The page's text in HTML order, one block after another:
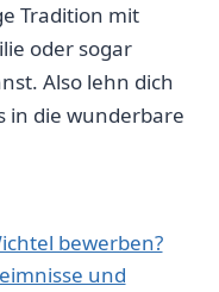
Tradition mit
‌oder sogar
Also lehn​ dich
in die wunderbare
bewerben?
und